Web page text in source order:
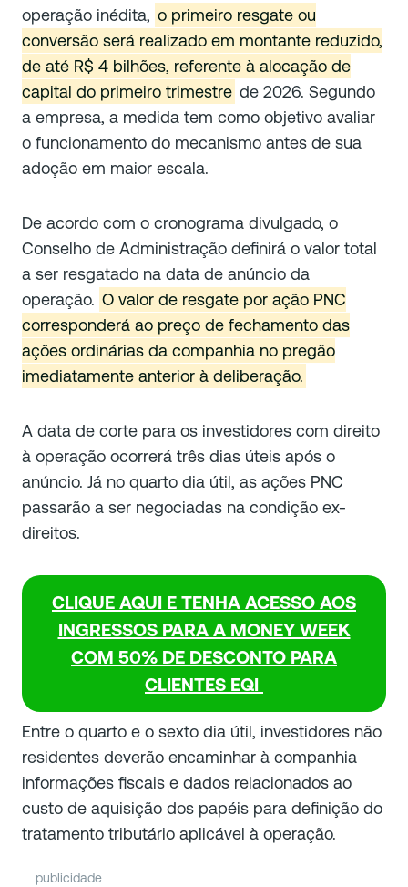
operação inédita, o primeiro resgate ou
conversão será realizado em montante reduzido,
de até R$ 4 bilhões, referente à alocação de
capital do primeiro trimestre de 2026. Segundo
a empresa, a medida tem como objetivo avaliar
o funcionamento do mecanismo antes de sua
adoção em maior escala.
De acordo com o cronograma divulgado, o
Conselho de Administração definirá o valor total
a ser resgatado na data de anúncio da
operação. O valor de resgate por ação PNC
corresponderá ao preço de fechamento das
ações ordinárias da companhia no pregão
imediatamente anterior à deliberação.
A data de corte para os investidores com direito
à operação ocorrerá três dias úteis após o
anúncio. Já no quarto dia útil, as ações PNC
passarão a ser negociadas na condição ex-
direitos.
CLIQUE AQUI E TENHA ACESSO AOS
INGRESSOS PARA A MONEY WEEK
COM 50% DE DESCONTO PARA
CLIENTES EQI
Entre o quarto e o sexto dia útil, investidores não
residentes deverão encaminhar à companhia
informações fiscais e dados relacionados ao
custo de aquisição dos papéis para definição do
tratamento tributário aplicável à operação.
publicidade